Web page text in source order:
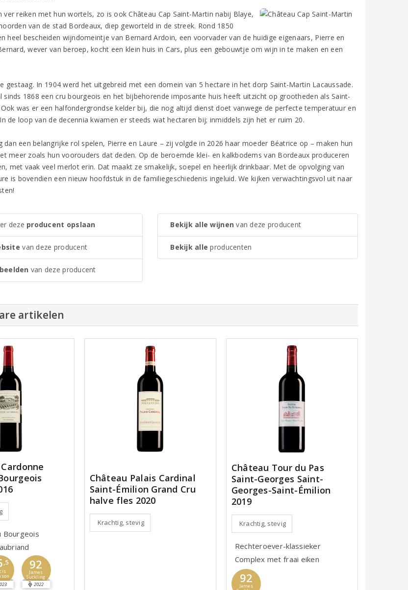
ver reiken met hun wortels, zo is ook Château Cap Saint-Martin nabij Blaye,
van de stad Bordeaux, diep geworteld in de streek. Rond 1850
heel bescheiden wijndomeintje van Bernard Ardoin, een voorvader van de huidige eigenaars, Pierre en
wever van beroep, kocht een klein huis in Cars, plus een gebouwtje om wijn in te maken en een
gestaag. In 1904 werd het uitgebreid met een domein van 5 hectare in het dorp Saint-Martin Lacaussade.
sinds 1868 een cru bourgeois en het bijbehorende imposante huis heeft uitzicht op grootheden als Saint-
Ook was er een halfondergrondse kelder bij, die nog altijd dienst doet vanwege de perfecte temperatuur en
de loop van de decennia kwamen er steeds wat hectaren bij; inmiddels zijn het er ruim 20.
dan een belangrijke rol spelen, Pierre en Laure – zij volgde in 2026 haar moeder Béatrice op – maken hun
meer zoals hun voorouders dat deden. Op de beroemde klei- en kalkbodems van Bordeaux produceren
met vaak veel merlot erin. Dat maakt ze smakelijk, soepel en heerlijk drinkbaar. Met de opvolging van
is bovendien een nieuw hoofdstuk in de familiegeschiedenis ingeluid. We kijken verwachtingsvol uit naar
deze producent opslaan
van deze producent
van deze producent
Bekijk alle wijnen van deze producent
Bekijk alle producenten
artikelen
Bourgeois
,5 92
James
Suckling
2022
Château Palais Cardinal
Saint-Émilion Grand Cru
halve fles 2020
Krachtig, stevig
Château Tour du Pas
Saint-Georges Saint-
Georges-Saint-Émilion
2019
Krachtig, stevig
Rechteroever-klassieker
Complex met fraai eiken
92
James